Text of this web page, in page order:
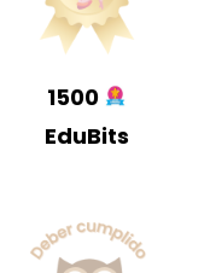
1500
EduBits